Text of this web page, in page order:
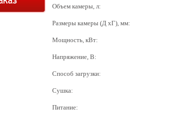
Объем камеры, л:
Размеры камеры (Д хГ), мм:
Мощность, кВт:
Напряжение, В:
Способ загрузки:
Сушка:
Питание: